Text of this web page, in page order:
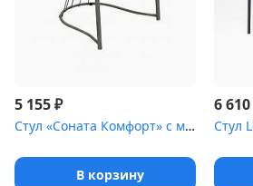
5 155₽
Стул «Соната Комфорт» с мягким сиденьем [(окрашенный каркас)]
В корзину
6 610